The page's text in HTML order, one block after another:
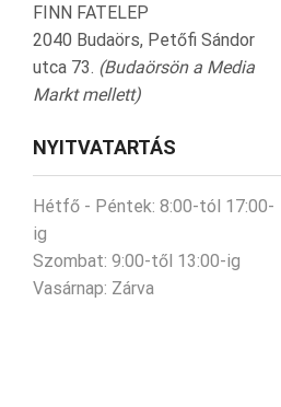
FINN FATELEP
2040 Budaörs, Petőfi Sándor
utca 73. (Budaörsön a Media
Markt mellett)
NYITVATARTÁS
Hétfő - Péntek: 8:00-tól 17:00-
ig
Szombat: 9:00-től 13:00-ig
Vasárnap: Zárva